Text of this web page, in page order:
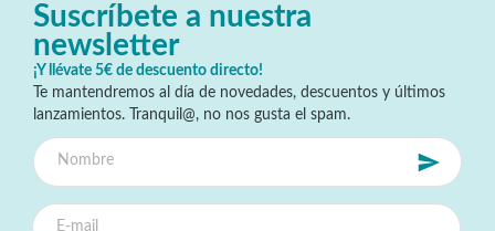
Suscríbete a nuestra
newsletter
¡Y llévate 5€ de descuento directo!
Te mantendremos al día de novedades, descuentos y últimos
lanzamientos. Tranquil@, no nos gusta el spam.